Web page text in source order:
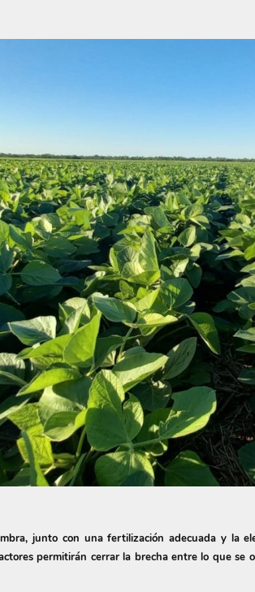
junto con una fertilización adecuada y la
permitirán cerrar la brecha entre lo que se